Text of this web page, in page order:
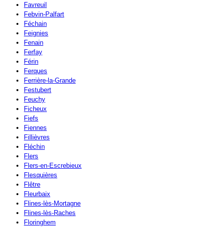
Favreuil
Febvin-Palfart
Féchain
Feignies
Fenain
Ferfay
Férin
Ferques
Ferrière-la-Grande
Festubert
Feuchy
Ficheux
Fiefs
Fiennes
Fillièvres
Fléchin
Flers
Flers-en-Escrebieux
Flesquières
Flêtre
Fleurbaix
Flines-lès-Mortagne
Flines-lès-Raches
Floringhem